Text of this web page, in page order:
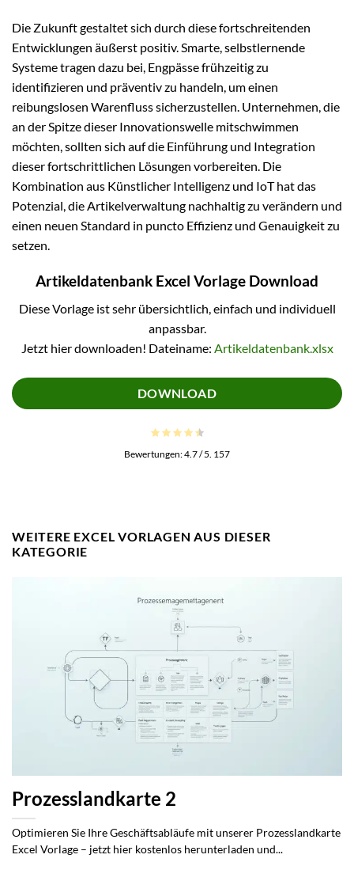
Die Zukunft gestaltet sich durch diese fortschreitenden
Entwicklungen äußerst positiv. Smarte, selbstlernende
Systeme tragen dazu bei, Engpässe frühzeitig zu
identifizieren und präventiv zu handeln, um einen
reibungslosen Warenfluss sicherzustellen. Unternehmen, die
an der Spitze dieser Innovationswelle mitschwimmen
möchten, sollten sich auf die Einführung und Integration
dieser fortschrittlichen Lösungen vorbereiten. Die
Kombination aus Künstlicher Intelligenz und IoT hat das
Potenzial, die Artikelverwaltung nachhaltig zu verändern und
einen neuen Standard in puncto Effizienz und Genauigkeit zu
setzen.
Artikeldatenbank Excel Vorlage Download
Diese Vorlage ist sehr übersichtlich, einfach und individuell
anpassbar.
Jetzt hier downloaden! Dateiname: Artikeldatenbank.xlsx
DOWNLOAD
Bewertungen:4.7/ 5. 157
WEITERE EXCEL VORLAGEN AUS DIESER
KATEGORIE
Prozesslandkarte 2
Optimieren Sie Ihre Geschäftsabläufe mit unserer Prozesslandkarte
Excel Vorlage – jetzt hier kostenlos herunterladen und...